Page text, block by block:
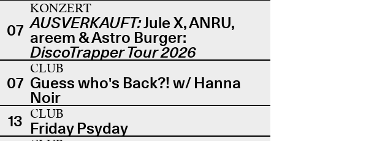
07
KONZERT
AUSVERKAUFT:Jule X, ANRU,
areem & Astro Burger:
DiscoTrapper Tour 2026
07
CLUB
Guess who's Back?! w/ Hanna
Noir
13 CLUB
Friday Psyday